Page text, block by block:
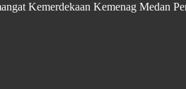
Kemerdekaan Kemenag Medan